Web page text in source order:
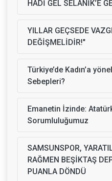
HADİ GEL SELANİK’E
YILLAR GEÇSEDE
DEĞİŞMELİDİR!"
Türkiye’de Kadın’a
Sebepleri?
Emanetin İzinde:
Sorumluluğumuz
SAMSUNSPOR,
RAĞMEN BEŞİKTAŞ
PUANLA DÖNDÜ